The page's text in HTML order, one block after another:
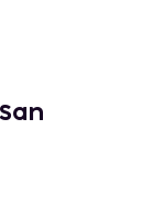
km